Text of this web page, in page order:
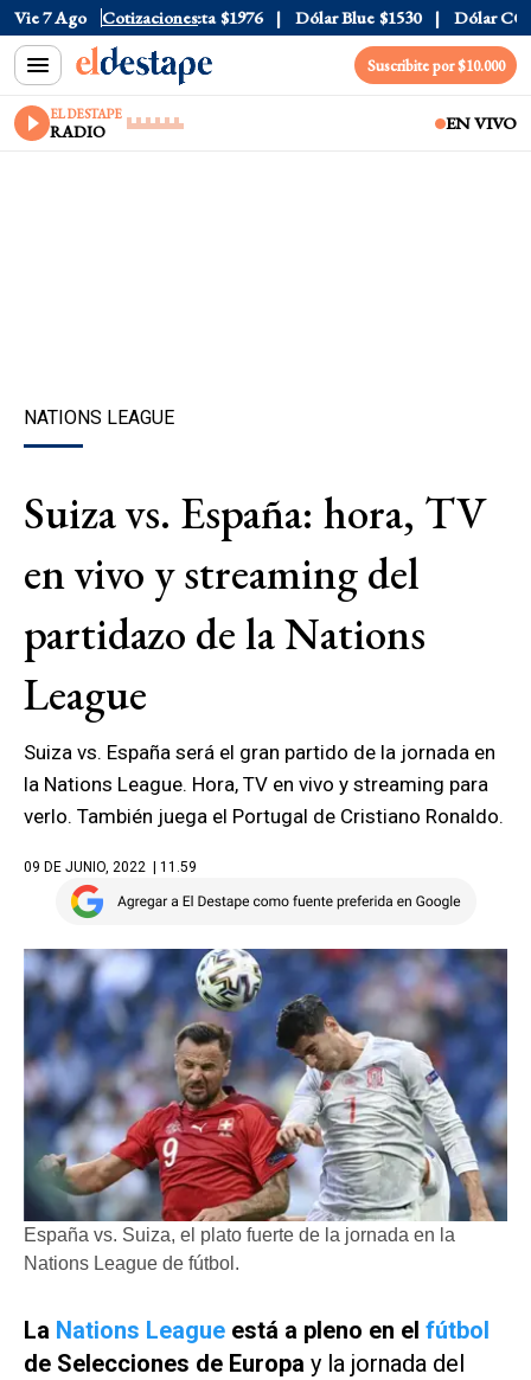
Vie 7 Ago Cotizaciones
$1520 Dólar Tarjeta $1976 Dólar Blue $1530 Dólar CCL
Suscribite por $10.000
EL DESTAPE
RADIO EN VIVO
NATIONS LEAGUE
Suiza vs. España: hora, TV
en vivo y streaming del
partidazo de la Nations
League
Suiza vs. España será el gran partido de la jornada en
la Nations League. Hora, TV en vivo y streaming para
verlo. También juega el Portugal de Cristiano Ronaldo.
09 DE JUNIO, 2022 | 11.59
España vs. Suiza, el plato fuerte de la jornada en la
Nations League de fútbol.
La Nations League está a pleno en el fútbol
de Selecciones de Europa y la jornada del